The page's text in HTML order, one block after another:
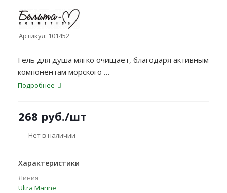
Артикул: 101452
Гель для душа мягко очищает, благодаря активным
компонентам морского
происхождения поддерживает оптимальный
Подробнее
268 руб./шт
Нет в наличии
Характеристики
Линия
Ultra Marinе